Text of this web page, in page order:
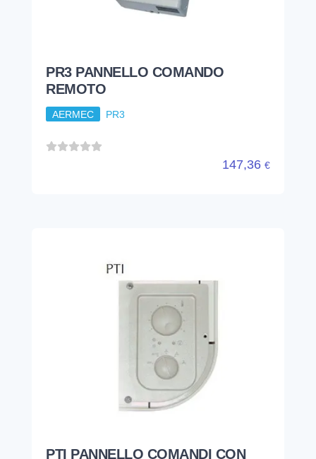
PR3 PANNELLO COMANDO
REMOTO
AERMEC PR3
147,36 €
PTI PANNELLO COMANDI CON